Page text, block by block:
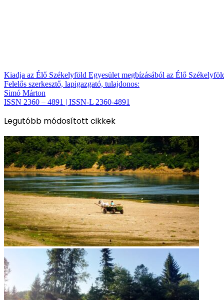
Kiadja az Élő Székelyföld Egyesület megbízásából az Élő
Felelős szerkesztő, lapigazgató, tulajdonos:
Simó Márton
ISSN 2360 – 4891 | ISSN-L 2360-4891
Legutóbb módosított cikkek